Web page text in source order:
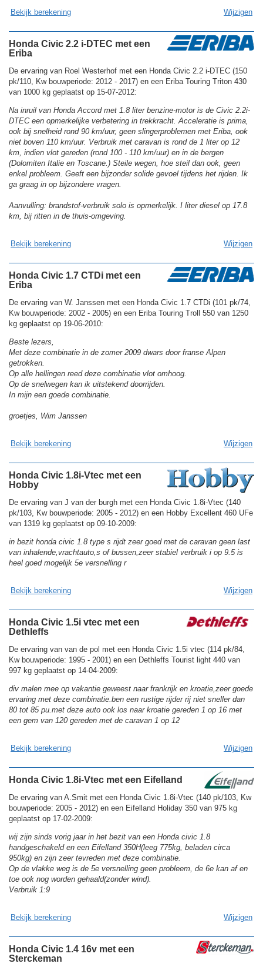
Bekijk berekening Wijzigen
Honda Civic 2.2 i-DTEC met een
Eriba
De ervaring van Roel Westerhof met een Honda Civic 2.2 i-DTEC (150
pk/110, Kw bouwperiode: 2012 - 2017) en een Eriba Touring Triton 430
van 1000 kg geplaatst op 15-07-2012:
Na inruil van Honda Accord met 1.8 liter benzine-motor is de Civic 2.2i-
DTEC een opmerkelijke verbetering in trekkracht. Acceleratie is prima,
ook bij snelheid rond 90 km/uur, geen slingerproblemen met Eriba, ook
niet boven 110 km/uur. Verbruik met caravan is rond de 1 liter op 12
km, indien vlot gereden (rond 100 - 110 km/uur) en in de bergen
(Dolomiten Italie en Toscane.) Steile wegen, hoe steil dan ook, geen
enkel probleem. Geeft een bijzonder solide gevoel tijdens het rijden. Ik
ga graag in op bijzondere vragen.
Aanvulling: brandstof-verbruik solo is opmerkelijk. I liter diesel op 17.8
km, bij ritten in de thuis-omgeving.
Bekijk berekening Wijzigen
Honda Civic 1.7 CTDi met een
Eriba
De ervaring van W. Janssen met een Honda Civic 1.7 CTDi (101 pk/74,
Kw bouwperiode: 2002 - 2005) en een Eriba Touring Troll 550 van 1250
kg geplaatst op 19-06-2010:
Beste lezers,
Met deze combinatie in de zomer 2009 dwars door franse Alpen
getrokken.
Op alle hellingen reed deze combinatie vlot omhoog.
Op de snelwegen kan ik uitstekend doorrijden.
In mijn een goede combinatie.
groetjes, Wim Janssen
Bekijk berekening Wijzigen
Honda Civic 1.8i-Vtec met een
Hobby
De ervaring van J van der burgh met een Honda Civic 1.8i-Vtec (140
pk/103, Kw bouwperiode: 2005 - 2012) en een Hobby Excellent 460 UFe
van 1319 kg geplaatst op 09-10-2009:
in bezit honda civic 1.8 type s rijdt zeer goed met de caravan geen last
van inhalende,vrachtauto,s of bussen,zeer stabiel verbruik i op 9.5 is
heel goed mogelijk 5e versnelling r
Bekijk berekening Wijzigen
Honda Civic 1.5i vtec met een
Dethleffs
De ervaring van van de pol met een Honda Civic 1.5i vtec (114 pk/84,
Kw bouwperiode: 1995 - 2001) en een Dethleffs Tourist light 440 van
997 kg geplaatst op 14-04-2009:
div malen mee op vakantie geweest naar frankrijk en kroatie,zeer goede
ervaring met deze combinatie.ben een rustige rijder rij niet sneller dan
80 tot 85 pu.met deze auto ook los naar kroatie gereden 1 op 16 met
een gem van 120 gereden met de caravan 1 op 12
Bekijk berekening Wijzigen
Honda Civic 1.8i-Vtec met een Eifelland
De ervaring van A.Smit met een Honda Civic 1.8i-Vtec (140 pk/103, Kw
bouwperiode: 2005 - 2012) en een Eifelland Holiday 350 van 975 kg
geplaatst op 17-02-2009:
wij zijn sinds vorig jaar in het bezit van een Honda civic 1.8
handgeschakeld en een Eifelland 350H(leeg 775kg, beladen circa
950kg) en zijn zeer tevreden met deze combinatie.
Op de vlakke weg is de 5e versnelling geen probleem, de 6e kan af en
toe ook nog worden gehaald(zonder wind).
Verbruik 1:9
Bekijk berekening Wijzigen
Honda Civic 1.4 16v met een
Sterckeman